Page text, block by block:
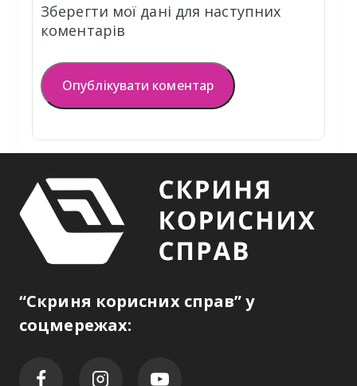
Зберегти мої дані для наступних
коментарів
“Скриня корисних справ” у
соцмережах: